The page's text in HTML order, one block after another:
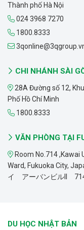
Thành phố Hà Nội
024 3968 7270
1800.8333
CHI NHÁNH SÀI
28A Đường số 12,
Phố Hồ Chí Minh
1800.8333
VĂN PHÒNG TẠI
Room No.714 ,Kawai
Ward, Fukuoka City,
イ アーバンビルII
DU HỌC NHẬT BẢN